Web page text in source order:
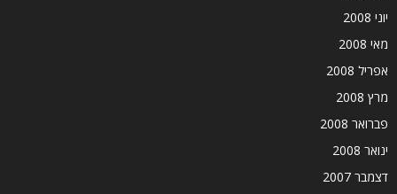
יוני 2008
מאי 2008
אפריל 2008
מרץ 2008
פברואר 2008
ינואר 2008
דצמבר 2007